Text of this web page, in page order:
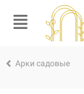
Арки садовые